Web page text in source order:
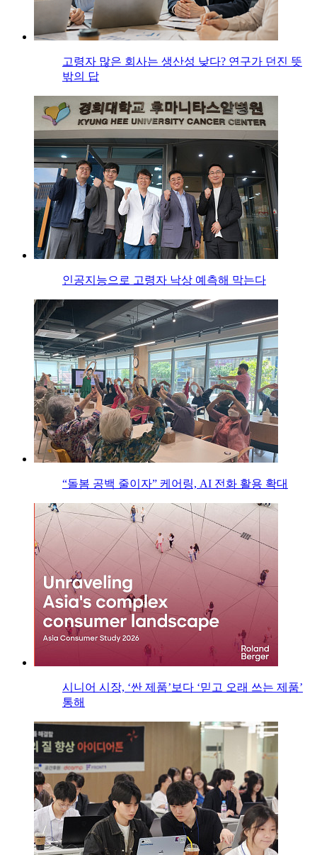
고령자 많은 회사는 생산성 낮다? 연구가 던진 뜻
밖의 답
인공지능으로 고령자 낙상 예측해 막는다
“돌봄 공백 줄이자” 케어링, AI 전화 활용 확대
시니어 시장, ‘싼 제품’보다 ‘믿고 오래 쓰는 제품’
통해